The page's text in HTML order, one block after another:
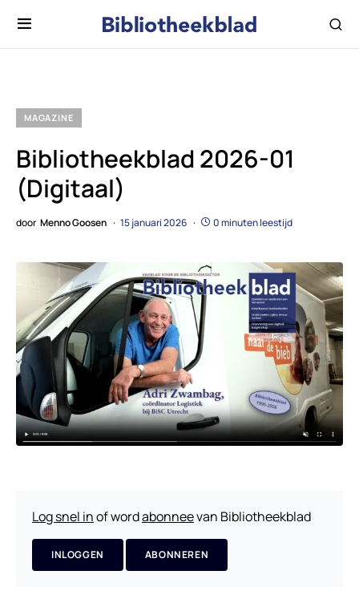
MAGAZINE
Bibliotheekblad 2026-01
(Digitaal)
door Menno Goosen 15 januari 2026 0 minuten leestijd
Log snel inof wordabonneevan Bibliotheekblad
INLOGGEN ABONNEREN